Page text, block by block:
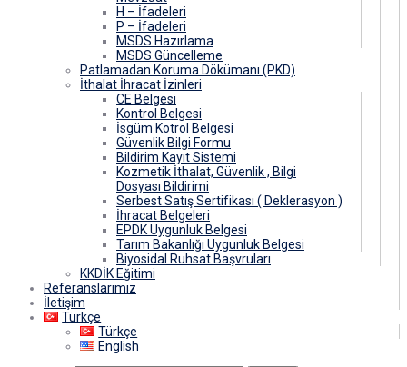
H – İfadeleri
P – İfadeleri
MSDS Hazırlama
MSDS Güncelleme
Patlamadan Koruma Dökümanı (PKD)
İthalat İhracat İzinleri
CE Belgesi
Kontrol Belgesi
İsgüm Kotrol Belgesi
Güvenlik Bilgi Formu
Bildirim Kayıt Sistemi
Kozmetik İthalat, Güvenlik , Bilgi
Dosyası Bildirimi
Serbest Satış Sertifikası ( Deklerasyon )
İhracat Belgeleri
EPDK Uygunluk Belgesi
Tarım Bakanlığı Uygunluk Belgesi
Biyosidal Ruhsat Başvruları
KKDİK Eğitimi
Referanslarımız
İletişim
Türkçe
Türkçe
English